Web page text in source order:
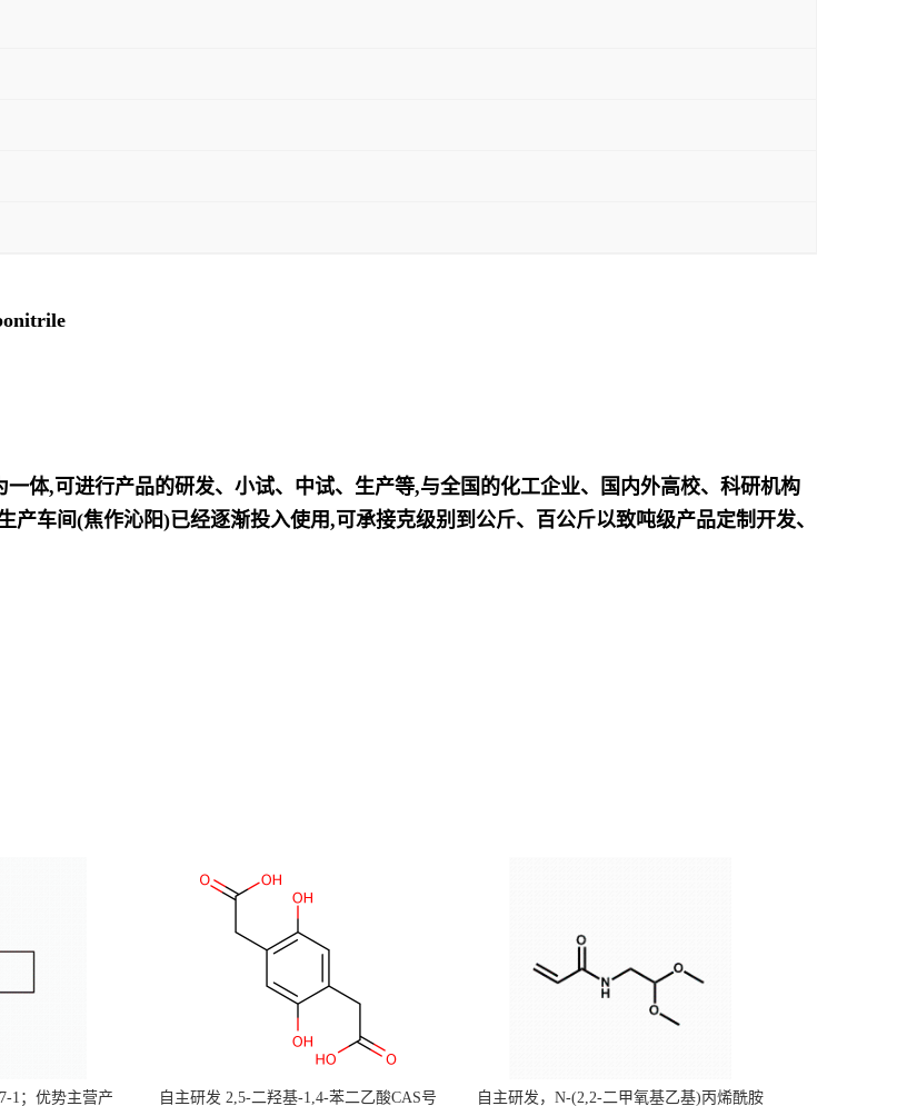
体,可进行产品的研发、小试、中试、生产等,与全国的化工企业、国内外高校、科研机构
车间(焦作沁阳)已经逐渐投入使用,可承接克级别到公斤、百公斤以致吨级产品定制开发、
1；优势主营产 自主研发 2,5-二羟基-1,4-苯二乙酸CAS号 自主研发，N-(2,2-二甲氧基乙基)丙烯酰胺